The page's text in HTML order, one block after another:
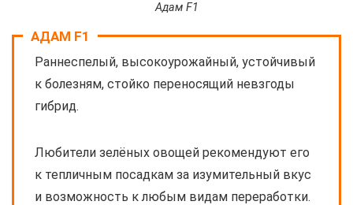
Адам F1
АДАМ F1
Раннеспелый, высокоурожайный, устойчивый
к болезням, стойко переносящий невзгоды
гибрид.
Любители зелёных овощей рекомендуют его
к тепличным посадкам за изумительный вкус
и возможность к любым видам переработки.